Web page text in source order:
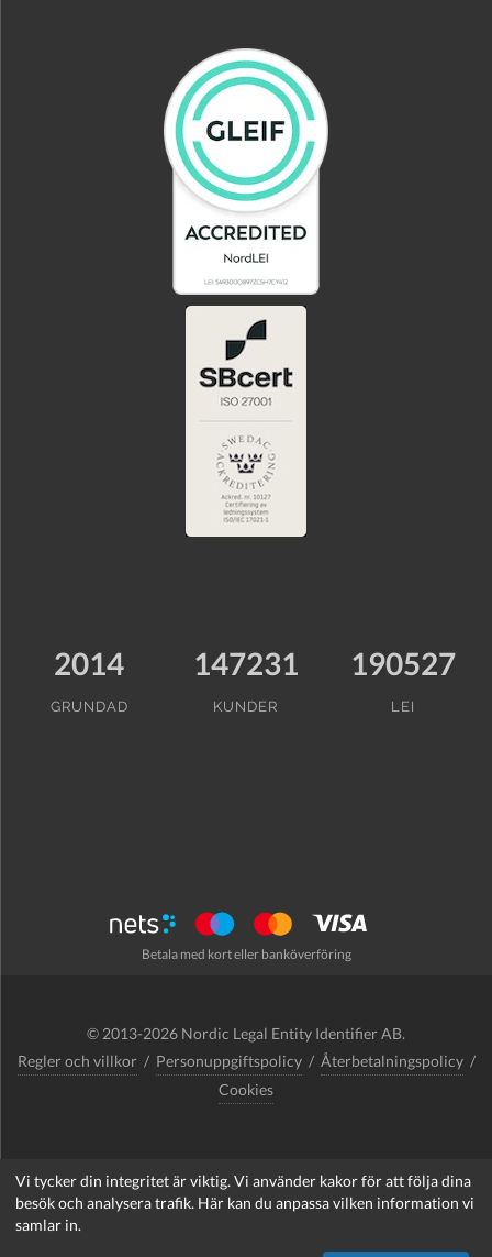
Vi tycker din integritet är viktig. Vi använder kakor för att följa dina
besök och analysera trafik. Här kan du anpassa vilken information vi
samlar in.
2014
GRUNDAD
147231
KUNDER
190527
LEI
Betala med kort eller banköverföring
© 2013-2026 Nordic Legal Entity Identifier AB.
Regler och villkor / Personuppgiftspolicy / Återbetalningspolicy /
Cookies
support@nordlei.org